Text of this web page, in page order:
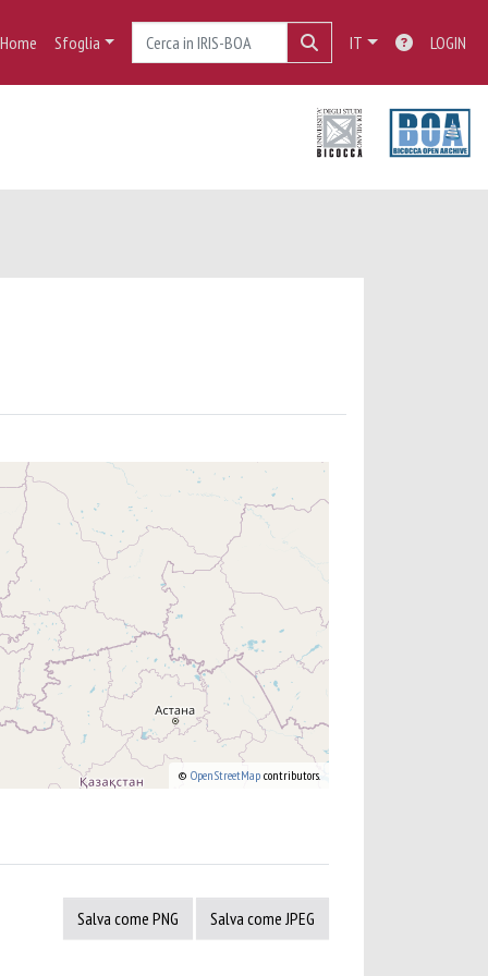
Home Sfoglia IT LOGIN
© OpenStreetMap contributors.
Salva come PNG Salva come JPEG